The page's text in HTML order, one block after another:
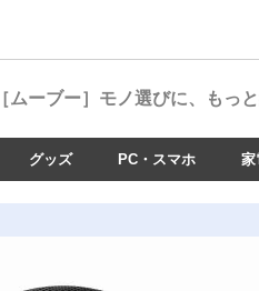
［ムーブー］ モノ選びに、もっと
グッズ PC・スマホ 家